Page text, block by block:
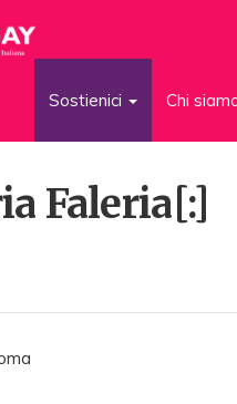
Sostienici Chi
Faleria[:]